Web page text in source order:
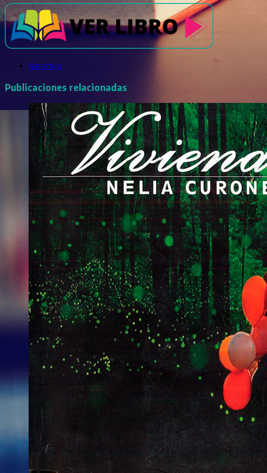
Narrativa
Publicaciones relacionadas